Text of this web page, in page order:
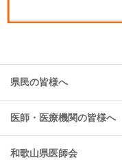
県民の皆様へ
トップ
お知らせ
医師・医療機関の皆様へ
トップ
和歌山県医師会